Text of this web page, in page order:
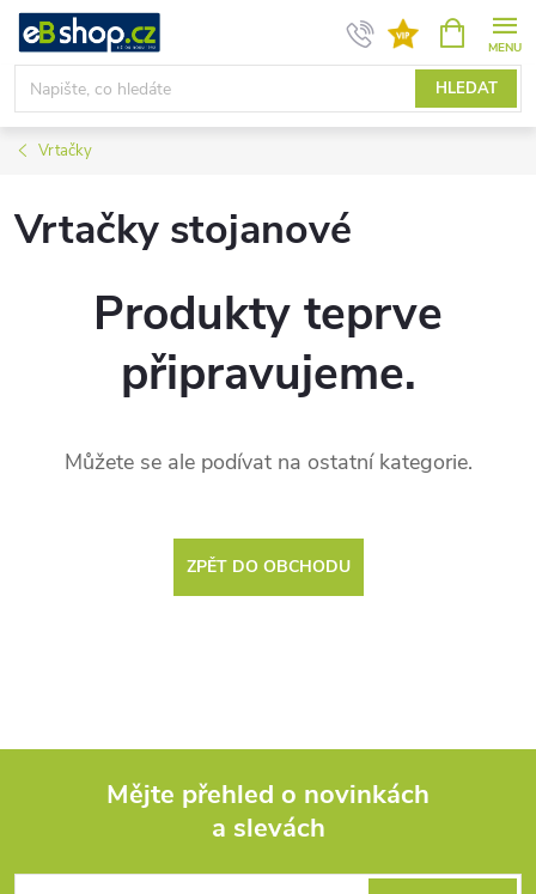
Přejít
obsah
HLEDAT
NÁKUPNÍ
KOŠÍK
Vrtačky
Vrtačky stojanové
Produkty teprve
připravujeme.
Můžete se ale podívat na ostatní kategorie.
ZPĚT DO OBCHODU
Mějte přehled o novinkách
a slevách